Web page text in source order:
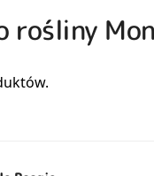
rośliny